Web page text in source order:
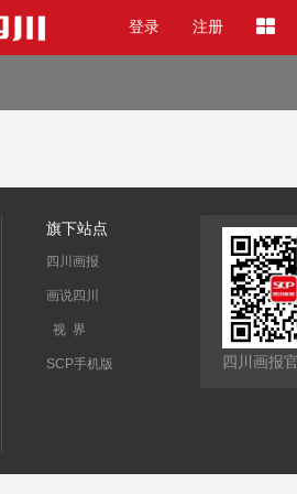
登录 注册
旗下站点
四川画报
画说四川
视 界
SCP手机版 四川画报